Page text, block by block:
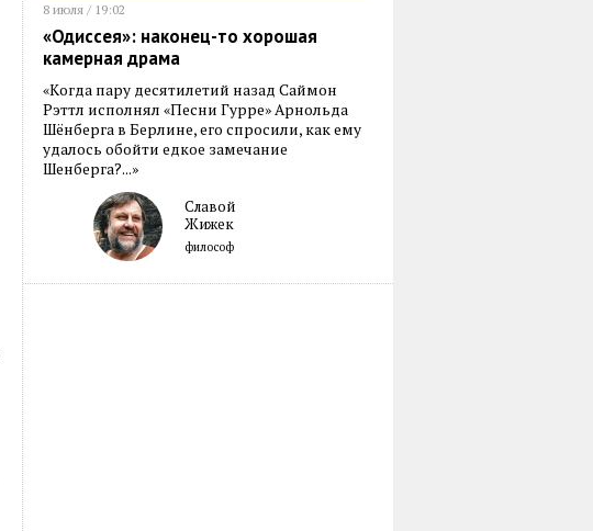
8 июля / 19:02
«Одиссея»: наконец-то хорошая
камерная драма
«Когда пару десятилетий назад Саймон
Рэттл исполнял «Песни Гурре» Арнольда
Шёнберга в Берлине, его спросили, как ему
удалось обойти едкое замечание
Шенберга?...»
Славой
Жижек
философ